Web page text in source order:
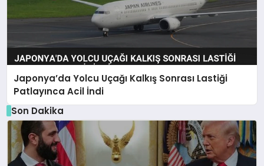
Japonya’da Yolcu Uçağı Kalkış Sonrası Lastiği
Patlayınca Acil İndi
Son Dakika